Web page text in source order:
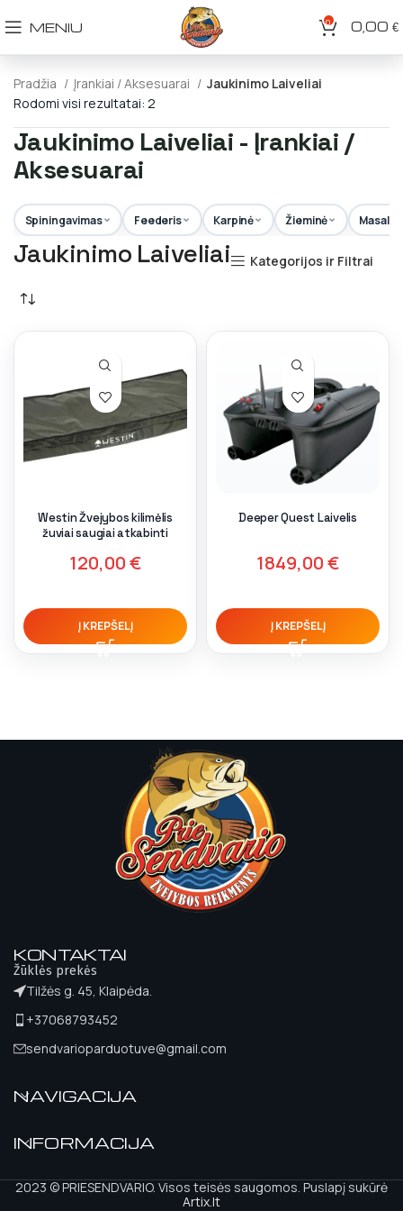
MENIU 0 0,00 €
Pradžia Įrankiai / Aksesuarai
Jaukinimo Laiveliai
Rodomi visi rezultatai: 2
Jaukinimo Laiveliai - Įrankiai /
Aksesuarai
Spiningavimas Feederis Karpinė Žieminė Masalai
Jaukinimo Laiveliai Kategorijos ir Filtrai
Westin Žvejybos kilimėlis
žuviai saugiai atkabinti
120,00€
Į KREPŠELĮ
Deeper Quest Laivelis
1849,00€
Į KREPŠELĮ
KONTAKTAI
Žūklės prekės
Tilžės g. 45, Klaipėda.
+37068793452
sendvarioparduotuve@gmail.com
NAVIGACIJA
INFORMACIJA
2023 © PRIESENDVARIO. Visos teisės saugomos. Puslapį sukūrė
Artix.lt